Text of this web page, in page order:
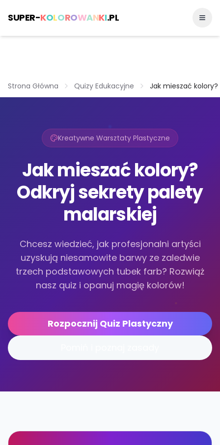
SUPER-KOLOROWANKI.PL
Strona Główna Quizy Edukacyjne Jak mieszać
Kreatywne Warsztaty Plastyczne
Jak mieszać kolory?
Odkryj sekrety palety
malarskiej
Chcesz wiedzieć, jak profesjonalni artyści
uzyskują niesamowite barwy ze zaledwie
trzech podstawowych tubek farb? Rozwiąż
nasz quiz i opanuj magię kolorów!
Rozpocznij Quiz Plastyczny